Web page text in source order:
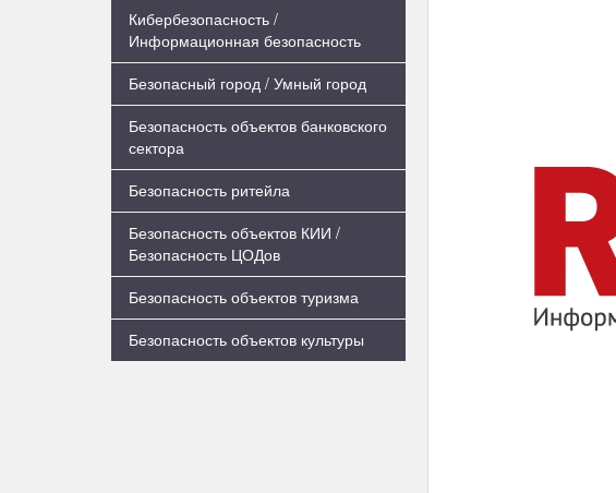
Кибербезопасность /
Информационная безопасность
Безопасный город / Умный город
Безопасность объектов банковского
сектора
Безопасность ритейла
Безопасность объектов КИИ /
Безопасность ЦОДов
Безопасность объектов туризма
Безопасность объектов культуры